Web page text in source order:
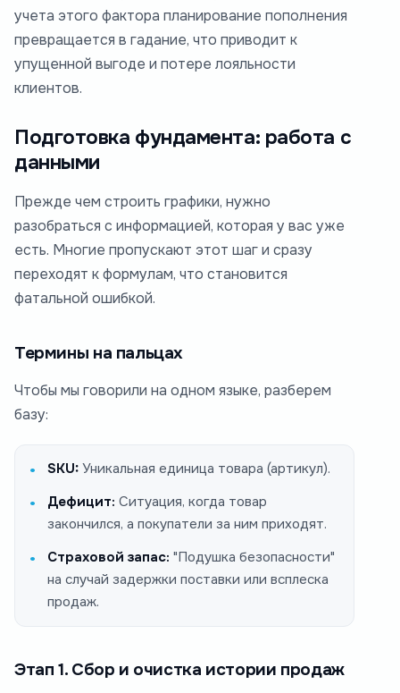
учета этого фактора планирование пополнения
превращается в гадание, что приводит к
упущенной выгоде и потере лояльности
клиентов.
Подготовка фундамента: работа с
данными
Прежде чем строить графики, нужно
разобраться с информацией, которая у вас уже
есть. Многие пропускают этот шаг и сразу
переходят к формулам, что становится
фатальной ошибкой.
Термины на пальцах
Чтобы мы говорили на одном языке, разберем
базу:
SKU: Уникальная единица товара (артикул).
Дефицит: Ситуация, когда товар
закончился, а покупатели за ним приходят.
Страховой запас: "Подушка безопасности"
на случай задержки поставки или всплеска
продаж.
Этап 1. Сбор и очистка истории продаж